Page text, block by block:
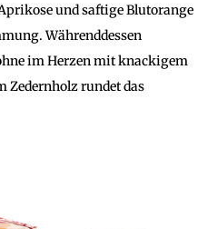
und saftige Blutorange
Währenddessen
im Herzen mit knackigem
Zedernholz rundet das